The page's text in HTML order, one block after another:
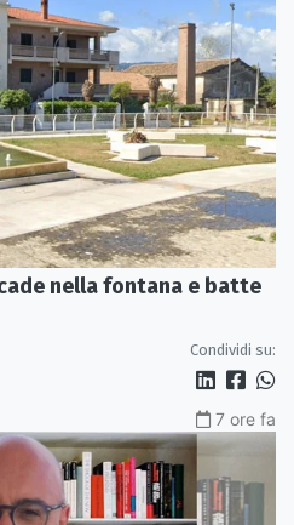
nella fontana e batte
Condividi su:
7 ore fa